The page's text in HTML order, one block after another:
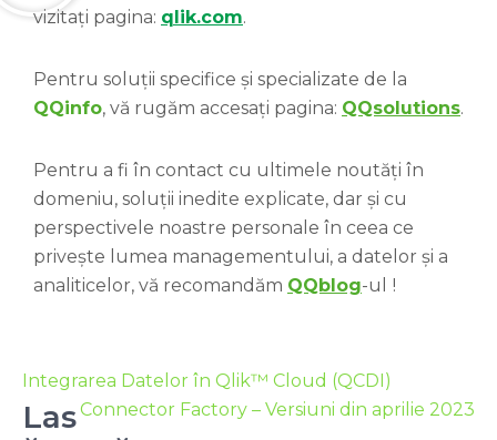
vizitați pagina: qlik.com.
Pentru soluții specifice și specializate de la
QQinfo, vă rugăm accesați pagina: QQsolutions.
Pentru a fi în contact cu ultimele noutăți în
domeniu, soluții inedite explicate, dar și cu
perspectivele noastre personale în ceea ce
privește lumea managementului, a datelor și a
analiticelor, vă recomandăm QQblog-ul !
Integrarea Datelor în Qlik™ Cloud (QCDI)
Connector Factory – Versiuni din aprilie 2023
Las